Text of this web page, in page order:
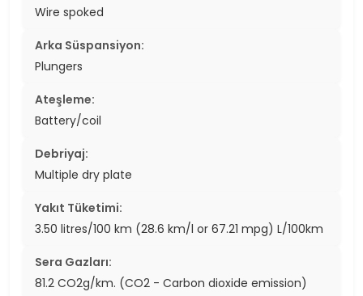
Wire spoked
Arka Süspansiyon:
Plungers
Ateşleme:
Battery/coil
Debriyaj:
Multiple dry plate
Yakıt Tüketimi:
3.50 litres/100 km (28.6 km/l or 67.21 mpg) L/100km
Sera Gazları:
81.2 CO2g/km. (CO2 - Carbon dioxide emission)